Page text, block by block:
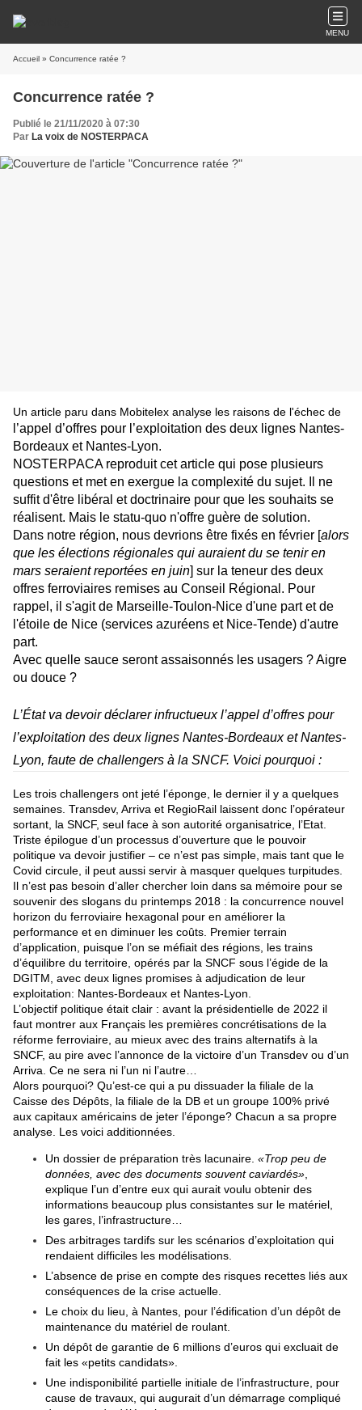
MENU
Accueil » Concurrence ratée ?
Concurrence ratée ?
Publié le 21/11/2020 à 07:30
Par La voix de NOSTERPACA
Un article paru dans Mobitelex analyse les raisons de l'échec de
l’appel d’offres pour l’exploitation des deux lignes Nantes-
Bordeaux et Nantes-Lyon.
NOSTERPACA reproduit cet article qui pose plusieurs
questions et met en exergue la complexité du sujet. Il ne
suffit d'être libéral et doctrinaire pour que les souhaits se
réalisent. Mais le statu-quo n'offre guère de solution.
Dans notre région, nous devrions être fixés en février [alors
que les élections régionales qui auraient du se tenir en
mars seraient reportées en juin] sur la teneur des deux
offres ferroviaires remises au Conseil Régional. Pour
rappel, il s'agit de Marseille-Toulon-Nice d'une part et de
l'étoile de Nice (services azuréens et Nice-Tende) d'autre
part.
Avec quelle sauce seront assaisonnés les usagers ? Aigre
ou douce ?
L’État va devoir déclarer infructueux l’appel d’offres pour
l’exploitation des deux lignes Nantes-Bordeaux et Nantes-
Lyon, faute de challengers à la SNCF. Voici pourquoi :
Les trois challengers ont jeté l’éponge, le dernier il y a quelques
semaines. Transdev, Arriva et RegioRail laissent donc l’opérateur
sortant, la SNCF, seul face à son autorité organisatrice, l’Etat.
Triste épilogue d’un processus d’ouverture que le pouvoir
politique va devoir justifier – ce n’est pas simple, mais tant que le
Covid circule, il peut aussi servir à masquer quelques turpitudes.
Il n’est pas besoin d’aller chercher loin dans sa mémoire pour se
souvenir des slogans du printemps 2018 : la concurrence nouvel
horizon du ferroviaire hexagonal pour en améliorer la
performance et en diminuer les coûts. Premier terrain
d’application, puisque l’on se méfiait des régions, les trains
d’équilibre du territoire, opérés par la SNCF sous l’égide de la
DGITM, avec deux lignes promises à adjudication de leur
exploitation: Nantes-Bordeaux et Nantes-Lyon.
L’objectif politique était clair : avant la présidentielle de 2022 il
faut montrer aux Français les premières concrétisations de la
réforme ferroviaire, au mieux avec des trains alternatifs à la
SNCF, au pire avec l’annonce de la victoire d’un Transdev ou d’un
Arriva. Ce ne sera ni l’un ni l’autre…
Alors pourquoi? Qu’est-ce qui a pu dissuader la filiale de la
Caisse des Dépôts, la filiale de la DB et un groupe 100% privé
aux capitaux américains de jeter l’éponge? Chacun a sa propre
analyse. Les voici additionnées.
Un dossier de préparation très lacunaire. «Trop peu de
données, avec des documents souvent caviardés»
explique l’un d’entre eux qui aurait voulu obtenir des
informations beaucoup plus consistantes sur le matériel,
les gares, l’infrastructure…
Des arbitrages tardifs sur les scénarios d’exploitation qui
rendaient difficiles les modélisations.
L’absence de prise en compte des risques recettes liés aux
conséquences de la crise actuelle.
Le choix du lieu, à Nantes, pour l’édification d’un dépôt de
maintenance du matériel de roulant.
Un dépôt de garantie de 6 millions d’euros qui excluait de
fait les «petits candidats».
Une indisponibilité partielle initiale de l’infrastructure, pour
cause de travaux, qui augurait d’un démarrage compliqué